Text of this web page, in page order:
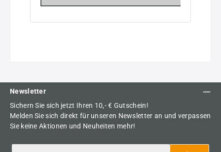
Newsletter
Sichern Sie sich jetzt Ihren 10,- € Gutschein!
Melden Sie sich direkt für unseren Newsletter an und verpassen
Sie keine Aktionen und Neuheiten mehr!